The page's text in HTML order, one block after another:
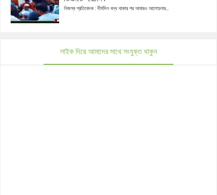
নিজস্ব প্রতিবেদক : দীর্ঘদিন বন্ধ থাকার পর আবারও আলোচনার...
লাইক দিয়ে আমাদের সাথে সংযুক্ত থাকুন